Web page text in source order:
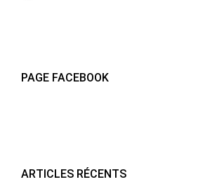
PAGE FACEBOOK
ARTICLES RÉCENTS